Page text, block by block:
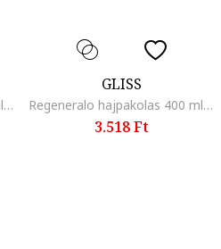
Regeneralo hajpakolas 400 ml, Shine
GLISS
Regeneralo hajpakolas 400 ml, Repair
3.518 Ft